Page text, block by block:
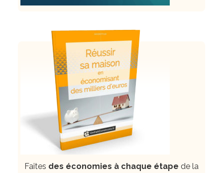
Faites des économies à chaque étape de la